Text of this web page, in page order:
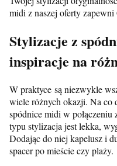
midi z naszej oferty
Stylizacje z
inspiracje na
W praktyce są niezwykle
wiele różnych okazji. Na co
spódnice midi w połączeniu
typu stylizacja jest lekka,
Dodając do niej kapelusz i
spacer po mieście czy plaży.